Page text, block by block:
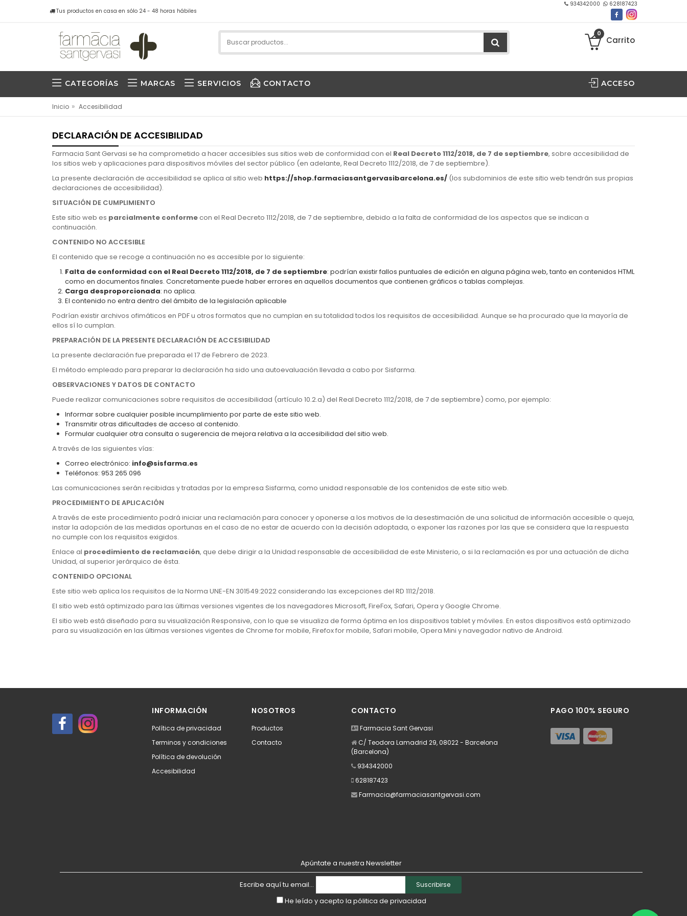
Tus productos en casa en sólo 24 - 48 horas hábiles
934342000 628187423
0
Carrito
CATEGORÍAS MARCAS SERVICIOS CONTACTO ACCESO
Inicio » Accesibilidad
DECLARACIÓN DE ACCESIBILIDAD
Farmacia Sant Gervasi se ha comprometido a hacer accesibles sus sitios web de conformidad con el Real Decreto 1112/2018, de 7 de septiembre, sobre accesibilidad de
los sitios web y aplicaciones para dispositivos móviles del sector público (en adelante, Real Decreto 1112/2018, de 7 de septiembre).
La presente declaración de accesibilidad se aplica al sitio web https://shop.farmaciasantgervasibarcelona.es/ (los subdominios de este sitio web tendrán sus propias
declaraciones de accesibilidad).
SITUACIÓN DE CUMPLIMIENTO
Este sitio web es parcialmente conformecon el Real Decreto 1112/2018, de 7 de septiembre, debido a la falta de conformidad de los aspectos que se indican a
continuación.
CONTENIDO NO ACCESIBLE
El contenido que se recoge a continuación no es accesible por lo siguiente:
Falta de conformidad con el Real Decreto 1112/2018, de 7 de septiembre: podrían existir fallos puntuales de edición en alguna página web, tanto en contenidos HTML
como en documentos finales. Concretamente puede haber errores en aquellos documentos que contienen gráficos o tablas complejas.
Carga desproporcionada: no aplica.
El contenido no entra dentro del ámbito de la legislación aplicable
Podrían existir archivos ofimáticos en PDF u otros formatos que no cumplan en su totalidad todos los requisitos de accesibilidad. Aunque se ha procurado que la mayoría de
ellos sí lo cumplan.
PREPARACIÓN DE LA PRESENTE DECLARACIÓN DE ACCESIBILIDAD
La presente declaración fue preparada el 17 de Febrero de 2023.
El método empleado para preparar la declaración ha sido una autoevaluación llevada a cabo por Sisfarma.
OBSERVACIONES Y DATOS DE CONTACTO
Puede realizar comunicaciones sobre requisitos de accesibilidad (artículo 10.2.a) del Real Decreto 1112/2018, de 7 de septiembre) como, por ejemplo:
Informar sobre cualquier posible incumplimiento por parte de este sitio web.
Transmitir otras dificultades de acceso al contenido.
Formular cualquier otra consulta o sugerencia de mejora relativa a la accesibilidad del sitio web.
A través de las siguientes vías:
Correo electrónico: info@sisfarma.es
Teléfonos: 953 265 096
Las comunicaciones serán recibidas y tratadas por la empresa Sisfarma, como unidad responsable de los contenidos de este sitio web.
PROCEDIMIENTO DE APLICACIÓN
A través de este procedimiento podrá iniciar una reclamación para conocer y oponerse a los motivos de la desestimación de una solicitud de información accesible o queja,
instar la adopción de las medidas oportunas en el caso de no estar de acuerdo con la decisión adoptada, o exponer las razones por las que se considera que la respuesta
no cumple con los requisitos exigidos.
Enlace al procedimiento de reclamación, que debe dirigir a la Unidad responsable de accesibilidad de este Ministerio, o si la reclamación es por una actuación de dicha
Unidad, al superior jerárquico de ésta.
CONTENIDO OPCIONAL
Este sitio web aplica los requisitos de la Norma UNE-EN 301549:2022 considerando las excepciones del RD 1112/2018.
El sitio web está optimizado para las últimas versiones vigentes de los navegadores Microsoft, FireFox, Safari, Opera y Google Chrome.
El sitio web está diseñado para su visualización Responsive, con lo que se visualiza de forma óptima en los dispositivos tablet y móviles. En estos dispositivos está optimizado
para su visualización en las últimas versiones vigentes de Chrome for mobile, Firefox for mobile, Safari mobile, Opera Mini y navegador nativo de Android.
INFORMACIÓN
Política de privacidad
Terminos y condiciones
Política de devolución
Accesibilidad
NOSOTROS
Productos
Contacto
CONTACTO
Farmacia Sant Gervasi
C/ Teodora Lamadrid 29, 08022 - Barcelona
(Barcelona)
934342000
628187423
Farmacia@farmaciasantgervasi.com
PAGO 100% SEGURO
Apúntate a nuestra Newsletter
Escribe aquí tu email... Suscribirse
He leído y acepto la pólitica de privacidad